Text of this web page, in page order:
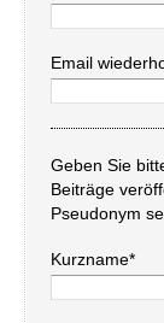
Email
Geben Sie
Beiträge
Pseudonym
Kurzname*